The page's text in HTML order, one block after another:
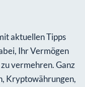
aktuellen Tipps
Ihr Vermögen
vermehren. Ganz
Kryptowährungen,